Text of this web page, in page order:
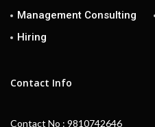
Management Consulting
Hiring
Contact Info
Contact No : 9810742646